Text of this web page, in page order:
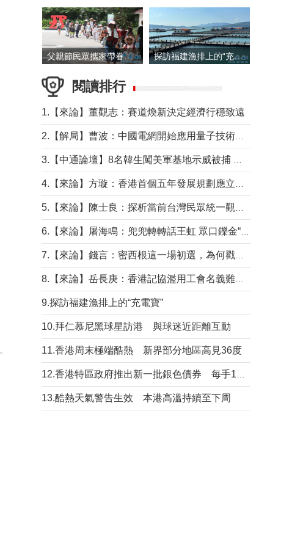
父親節民眾攜家帶眷出遊 探訪福建漁排上的“充電寶”
閱讀排行
1.【來論】董觀志：賽道煥新決定經濟行穩致遠
9.探訪福建漁排上的“充電寶”
10.拜仁慕尼黑球星訪港 與球迷近距離互動
11.香港周末極端酷熱 新界部分地區高見36度
13.酷熱天氣警告生效 本港高溫持續至下周